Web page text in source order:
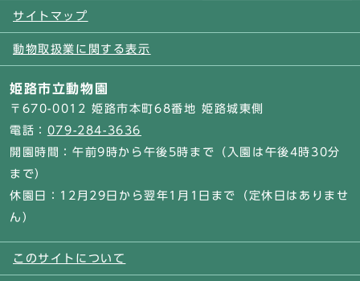
サイトマップ
動物取扱業に関する表示
姫路市立動物園
〒670-0012 姫路市本町68番地 姫路城東側
電話： 079-284-3636
開園時間：午前9時から午後5時まで（入園は午後4時30分
まで）
休園日：12月29日から翌年1月1日まで（定休日はありませ
ん）
このサイトについて